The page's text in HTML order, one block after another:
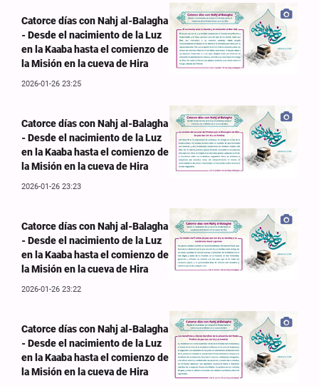
Catorce días con Nahj al-Balagha
- Desde el nacimiento de la Luz
en la Kaaba hasta el comienzo de
la Misión en la cueva de Hira
2026-01-26 23:25
Catorce días con Nahj al-Balagha
- Desde el nacimiento de la Luz
en la Kaaba hasta el comienzo de
la Misión en la cueva de Hira
2026-01-26 23:23
Catorce días con Nahj al-Balagha
- Desde el nacimiento de la Luz
en la Kaaba hasta el comienzo de
la Misión en la cueva de Hira
2026-01-26 23:22
Catorce días con Nahj al-Balagha
- Desde el nacimiento de la Luz
en la Kaaba hasta el comienzo de
la Misión en la cueva de Hira